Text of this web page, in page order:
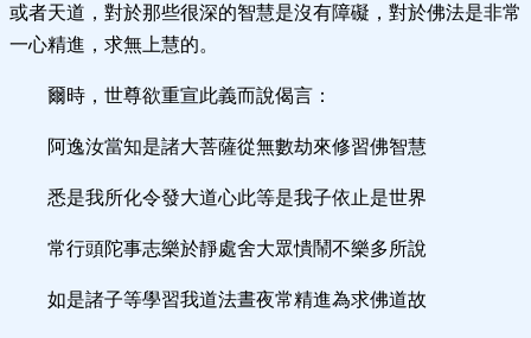
或者天道，對於那些很深的智慧是沒有障礙，對於佛法是非常
一心精進，求無上慧的。
爾時，世尊欲重宣此義而說偈言：
阿逸汝當知是諸大菩薩從無數劫來修習佛智慧
悉是我所化令發大道心此等是我子依止是世界
常行頭陀事志樂於靜處舍大眾憒鬧不樂多所說
如是諸子等學習我道法晝夜常精進為求佛道故